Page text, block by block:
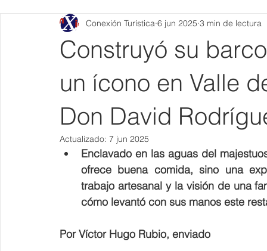
Construyó su
un ícono en Valle
Don David
Conexión Turística 6 jun 2025 3 min de lectura
Actualizado: 7 jun 2025
Enclavado en las aguas del
ofrece buena comida, sino una
trabajo artesanal y la visión de una
cómo levantó con sus manos este
Por Víctor Hugo Rubio, enviado